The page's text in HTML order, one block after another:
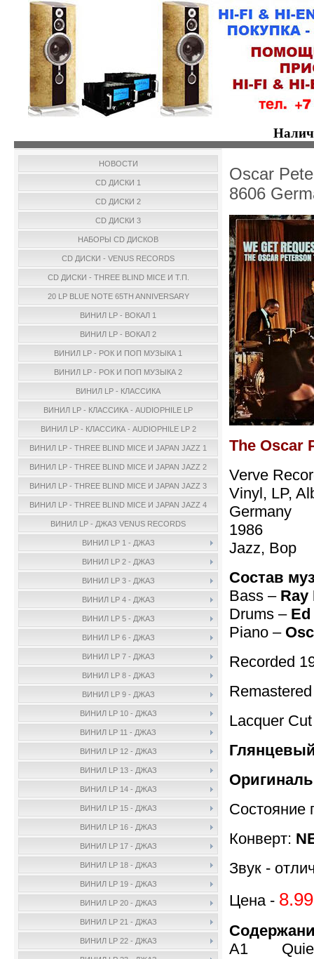
НОВОСТИ
CD ДИСКИ 1
CD ДИСКИ 2
CD ДИСКИ 3
НАБОРЫ CD ДИСКОВ
CD ДИСКИ - VENUS RECORDS
CD ДИСКИ - THREE BLIND MICE И Т.П.
20 LP BLUE NOTE 65TH ANNIVERSARY
ВИНИЛ LP - ВОКАЛ 1
ВИНИЛ LP - ВОКАЛ 2
ВИНИЛ LP - РОК И ПОП МУЗЫКА 1
ВИНИЛ LP - РОК И ПОП МУЗЫКА 2
ВИНИЛ LP - КЛАССИКА
ВИНИЛ LP - КЛАССИКА - AUDIOPHILE LP
ВИНИЛ LP - КЛАССИКА - AUDIOPHILE LP 2
ВИНИЛ LP - THREE BLIND MICE И JAPAN JAZZ 1
ВИНИЛ LP - THREE BLIND MICE И JAPAN JAZZ 2
ВИНИЛ LP - THREE BLIND MICE И JAPAN JAZZ 3
ВИНИЛ LP - THREE BLIND MICE И JAPAN JAZZ 4
ВИНИЛ LP - ДЖАЗ VENUS RECORDS
ВИНИЛ LP 1 - ДЖАЗ
ВИНИЛ LP 2 - ДЖАЗ
ВИНИЛ LP 3 - ДЖАЗ
ВИНИЛ LP 4 - ДЖАЗ
ВИНИЛ LP 5 - ДЖАЗ
ВИНИЛ LP 6 - ДЖАЗ
ВИНИЛ LP 7 - ДЖАЗ
ВИНИЛ LP 8 - ДЖАЗ
ВИНИЛ LP 9 - ДЖАЗ
ВИНИЛ LP 10 - ДЖАЗ
ВИНИЛ LP 11 - ДЖАЗ
ВИНИЛ LP 12 - ДЖАЗ
ВИНИЛ LP 13 - ДЖАЗ
ВИНИЛ LP 14 - ДЖАЗ
ВИНИЛ LP 15 - ДЖАЗ
ВИНИЛ LP 16 - ДЖАЗ
ВИНИЛ LP 17 - ДЖАЗ
ВИНИЛ LP 18 - ДЖАЗ
ВИНИЛ LP 19 - ДЖАЗ
ВИНИЛ LP 20 - ДЖАЗ
ВИНИЛ LP 21 - ДЖАЗ
ВИНИЛ LP 22 - ДЖАЗ
Oscar
8606
The Oscar
Verve
Vinyl, LP,
Germany
1986
Jazz, Bop
Состав
Bass – Ray
Drums –
Piano –
Recorded
Lacquer
Состояние
Конверт:
Звук -
Цена -
A1 Quiet